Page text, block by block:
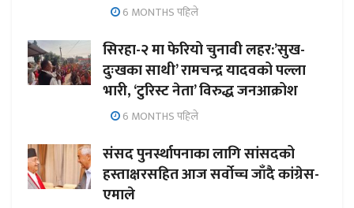
6 MONTHS पहिले
सिरहा-२ मा फेरियो चुनावी लहर:’सुख-
दुःखका साथी’ रामचन्द्र यादवको पल्ला
भारी, ‘टुरिस्ट नेता’ विरुद्ध जनआक्रोश
6 MONTHS पहिले
संसद पुनर्स्थापनाका लागि सांसदको
हस्ताक्षरसहित आज सर्वोच्च जाँदै कांग्रेस-
एमाले